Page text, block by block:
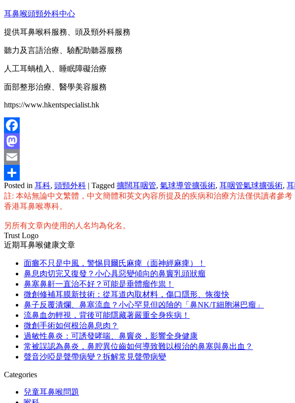
耳鼻喉頭頸外科中心
提供耳鼻喉科服務、頭及頸外科服務
聽力及言語治療、驗配助聽器服務
人工耳蝸植入、睡眠障礙治療
面部整形治療、醫學美容服務
https://www.hkentspecialist.hk
Facebook
Mastodon
Email
分
享
Posted in 耳科, 頭頸外科 | Tagged 擴闊耳咽管, 氣球導管擴張術, 耳咽管氣球擴張術,
註: 本站無論中文繁體，中文簡體和英文內容所提及的疾病和治療方法僅供讀者參
香港耳鼻喉專科。
另所有文章內使用的人名均為化名。
Trust Logo
近期耳鼻喉健康文章
面癱不只是中風，警惕貝爾氏麻痺（面神經麻痺）！
鼻息肉切完又復發？小心具惡變傾向的鼻竇乳頭狀瘤
鼻塞鼻鼾一直治不好？可能是垂體瘤作祟！
微創修補耳膜新技術：從耳道內取材料，傷口隱形、恢復快
鼻子反覆潰爛、鼻塞流血？小心罕見但凶險的「鼻NK/T細胞淋巴瘤」
流鼻血勿輕視，背後可能隱藏著嚴重全身疾病！
微創手術如何根治鼻息肉？
過敏性鼻炎：可誘發哮喘、鼻竇炎，影響全身健康
常被誤認為鼻炎，鼻腔異位齒如何導致難以根治的鼻塞與鼻出血？
聲音沙啞是聲帶病變？拆解常見聲帶病變
Categories
兒童耳鼻喉問題